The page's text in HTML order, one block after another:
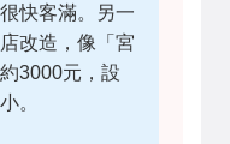
快客滿。另一
改造，像「宮
3000元，設
。